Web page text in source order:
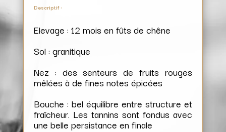
Descriptif :
Elevage : 12 mois en fûts de chêne
Sol : granitique
Nez : des senteurs de fruits rouges
mêlées à de fines notes épicées
Bouche : bel équilibre entre structure et
fraîcheur. Les tannins sont fondus avec
une belle persistance en finale